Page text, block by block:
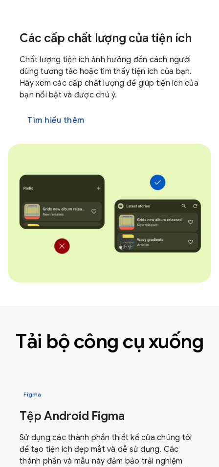
Các cấp chất lượng của tiện ích
Chất lượng tiện ích ảnh hưởng đến cách người
dùng tương tác hoặc tìm thấy tiện ích của bạn.
Hãy xem các cấp chất lượng để giúp tiện ích của
bạn nổi bật và được chú ý.
Tìm hiểu thêm
Tải bộ công cụ xuống
Figma
Tệp Android Figma
Sử dụng các thành phần thiết kế của chúng tôi
để tạo tiện ích đẹp mắt và dễ sử dụng. Các
thành phần và mẫu này đảm bảo trải nghiệm